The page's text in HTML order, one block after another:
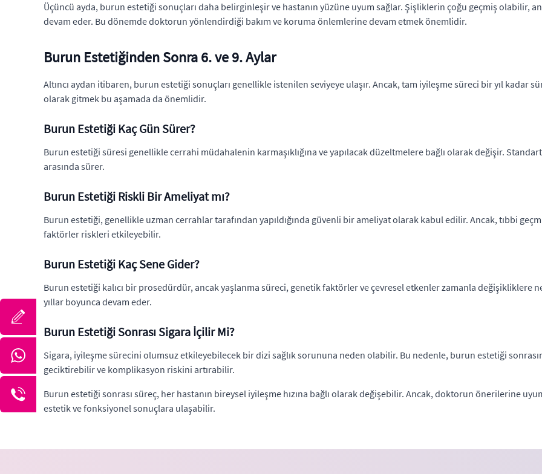
Üçüncü ayda, burun estetiği sonuçları daha belirginleşir ve hastanın yüzüne uyum sağlar. Şişliklerin çoğu geçmiş olabilir,
devam eder. Bu dönemde doktorun yönlendirdiği bakım ve koruma önlemlerine devam etmek önemlidir.
Burun Estetiğinden Sonra 6. ve 9. Aylar
Altıncı aydan itibaren, burun estetiği sonuçları genellikle istenilen seviyeye ulaşır. Ancak, tam iyileşme süreci bir yıl
olarak gitmek bu aşamada da önemlidir.
Burun Estetiği Kaç Gün Sürer?
Burun estetiği süresi genellikle cerrahi müdahalenin karmaşıklığına ve yapılacak düzeltmelere bağlı olarak değişir.
arasında sürer.
Burun Estetiği Riskli Bir Ameliyat mı?
Burun estetiği, genellikle uzman cerrahlar tarafından yapıldığında güvenli bir ameliyat olarak kabul edilir. Ancak, tıbbi
faktörler riskleri etkileyebilir.
Burun Estetiği Kaç Sene Gider?
Burun estetiği kalıcı bir prosedürdür, ancak yaşlanma süreci, genetik faktörler ve çevresel etkenler zamanla değişikliklere
yıllar boyunca devam eder.
Burun Estetiği Sonrası Sigara İçilir Mi?
Sigara, iyileşme sürecini olumsuz etkileyebilecek bir dizi sağlık sorununa neden olabilir. Bu nedenle, burun estetiği
geciktirebilir ve komplikasyon riskini artırabilir.
Burun estetiği sonrası süreç, her hastanın bireysel iyileşme hızına bağlı olarak değişebilir. Ancak, doktorun önerilerine
estetik ve fonksiyonel sonuçlara ulaşabilir.